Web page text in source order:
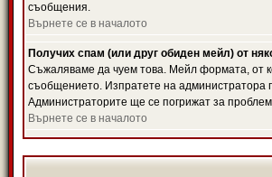
съобщения.
Върнете се в началото
Получих спам (или друг обиден мейл) от
Съжаляваме да чуем това. Мейл формата, от
съобщението. Изпратете на администратора
Администраторите ще се погрижат за
Върнете се в началото